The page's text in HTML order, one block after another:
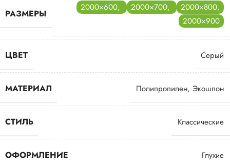
РАЗМЕРЫ
2000×600, 2000×700, 2000×800,
2000×900
ЦВЕТ Серый
МАТЕРИАЛ Полипропилен, Экошпон
СТИЛЬ Классические
ОФОРМЛЕНИЕ Глухие